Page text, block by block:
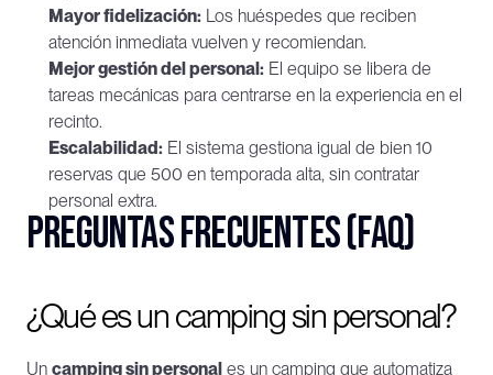
Mayor fidelización: Los huéspedes que reciben
atención inmediata vuelven y recomiendan.
Mejor gestión del personal: El equipo se libera de
tareas mecánicas para centrarse en la experiencia en el
recinto.
Escalabilidad: El sistema gestiona igual de bien 10
reservas que 500 en temporada alta, sin contratar
personal extra.
Preguntas Frecuentes (FAQ)
¿Qué es un camping sin personal?
Un camping sin personal es un camping que automatiza